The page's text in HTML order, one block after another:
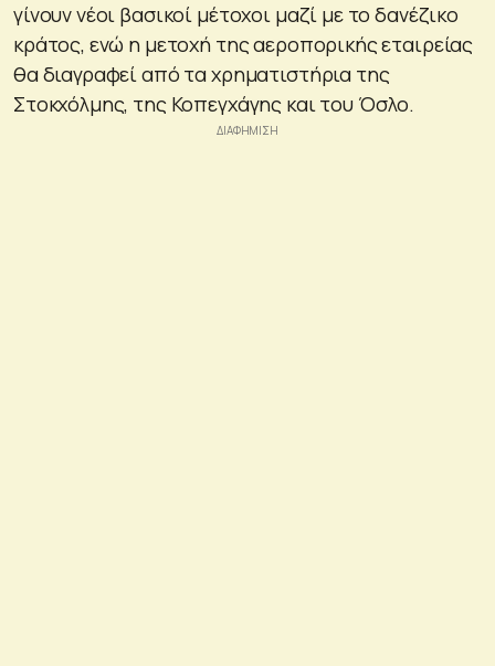
γίνουν νέοι βασικοί μέτοχοι μαζί με το δανέζικο
κράτος, ενώ η μετοχή της αεροπορικής εταιρείας
θα διαγραφεί από τα χρηματιστήρια της
Στοκχόλμης, της Κοπεγχάγης και του Όσλο.